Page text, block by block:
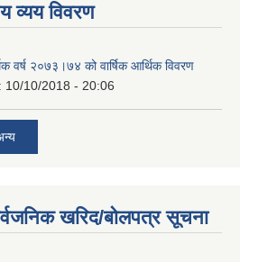
व्यय विवरण
वर्ष २०७३।७४ को वार्षिक आर्थिक विवरण
10/10/2018 - 20:06
खरिद/बोलपत्र सूचना